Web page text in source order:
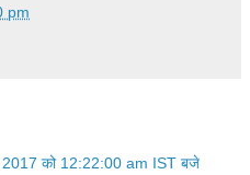
pm
2017 को 12:22:00 am IST बजे